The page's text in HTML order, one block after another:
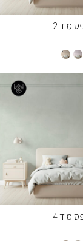
מוד 2
מוד 4